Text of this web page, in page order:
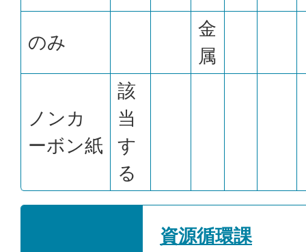
のみ
金
属
ノンカ
ーボン紙
該
当
す
る
資源循環課